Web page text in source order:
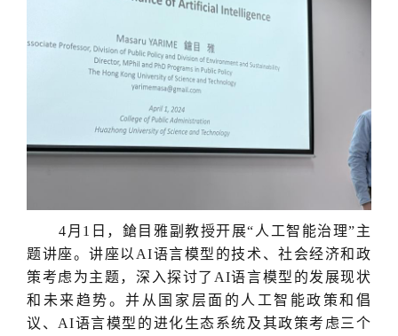
4月1日，鎗目雅副教授开展“人工智能治理”主
题讲座。讲座以AI语言模型的技术、社会经济和政
策考虑为主题，深入探讨了AI语言模型的发展现状
和未来趋势。并从国家层面的人工智能政策和倡
议、AI语言模型的进化生态系统及其政策考虑三个